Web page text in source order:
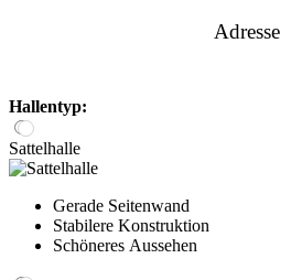
Adresse
Hallentyp:
Sattelhalle
Gerade Seitenwand
Stabilere Konstruktion
Schöneres Aussehen